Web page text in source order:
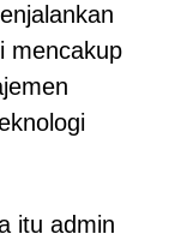
mencakup
itu admin